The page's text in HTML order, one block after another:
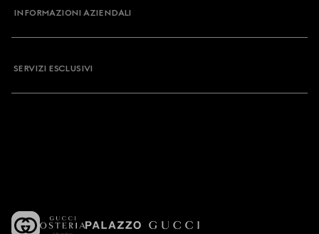
INFORMAZIONI AZIENDALI
SERVIZI ESCLUSIVI